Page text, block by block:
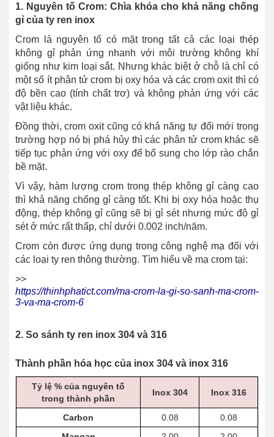
1. Nguyên tố Crom: Chìa khóa cho khả năng chống
gỉ của ty ren inox
Crom là nguyên tố có mặt trong tất cả các loại thép
không gỉ phản ứng nhanh với môi trường không khí
giống như kim loại sắt. Nhưng khác biệt ở chỗ là chỉ có
một số ít phân tử crom bị oxy hóa và các crom oxit thì có
độ bền cao (tính chất trơ) và không phản ứng với các
vật liệu khác.
Đồng thời, crom oxit cũng có khả năng tự đổi mới trong
trường hợp nó bị phá hủy thì các phân tử crom khác sẽ
tiếp tục phản ứng với oxy để bổ sung cho lớp rào chắn
bề mặt.
Vì vậy, hàm lượng crom trong thép không gỉ càng cao
thì khả năng chống gỉ càng tốt. Khi bị oxy hóa hoặc thụ
động, thép không gỉ cũng sẽ bị gỉ sét nhưng mức độ gỉ
sét ở mức rất thấp, chỉ dưới 0.002 inch/năm.
Crom còn được ứng dụng trong công nghệ mạ đối với
các loại ty ren thông thường. Tìm hiểu về mạ crom tại:
>>
https://thinhphatict.com/ma-crom-la-gi-so-sanh-ma-crom-
3-va-ma-crom-6
2. So sánh ty ren inox 304 và 316
Thành phần hóa học của inox 304 và inox 316
Tỷ lệ % của nguyên tố
trong thành phần
Inox 304 Inox 316
Carbon 0.08
0.08